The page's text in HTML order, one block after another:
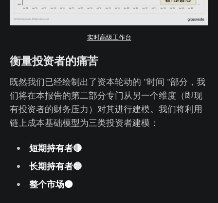
实时高级工作台
衡量投资者的痛苦
既然我们已经绘制出了资本轮动的 "时间 "部分，我
们将在本报告的第二部分专门从另一个维度（即现
有投资者的财务压力）对其进行建模。我们将利用
链上成本基础模型为三类投资者建模：
短期持有者🔴
长期持有者🔵
整个市场🟠